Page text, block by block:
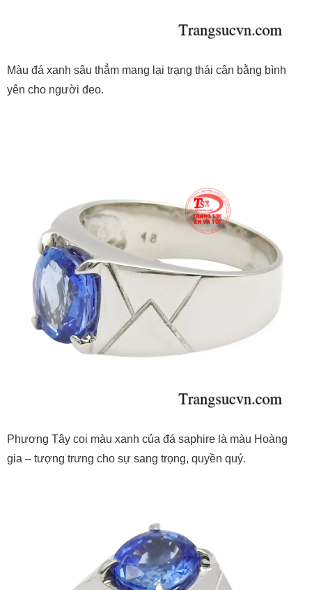
Màu đá xanh sâu thẳm mang lại trạng thái cân bằng bình
yên cho người đeo.
Phương Tây coi màu xanh của đá saphire là màu Hoàng
gia – tượng trưng cho sự sang trọng, quyền quý.